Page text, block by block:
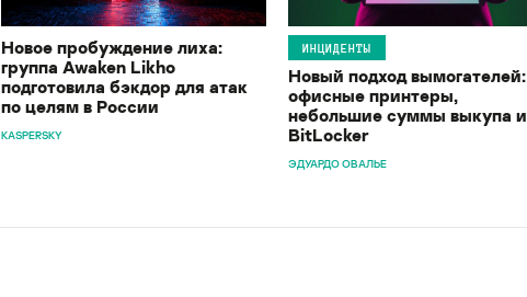
Новое пробуждение лиха:
группа Awaken Likho
подготовила бэкдор для атак
по целям в России
KASPERSKY
ИНЦИДЕНТЫ
Новый подход вымогателей:
офисные принтеры,
небольшие суммы выкупа и
BitLocker
ЭДУАРДО ОВАЛЬЕ